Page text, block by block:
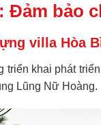
Đảm bảo
villa Hòa
triển khai phát
Lũng Nữ Hoàng.